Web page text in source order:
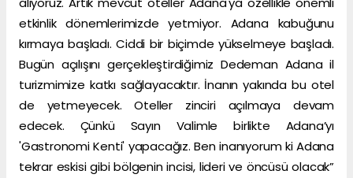
etkinlik dönemlerimizde yetmiyor. Adana kabuğunu
kırmaya başladı. Ciddi bir biçimde yükselmeye başladı.
Bugün açılışını gerçekleştirdiğimiz Dedeman Adana il
turizmimize katkı sağlayacaktır. İnanın yakında bu otel
de yetmeyecek. Oteller zinciri açılmaya devam
edecek. Çünkü Sayın Valimle birlikte Adana’yı
'Gastronomi Kenti' yapacağız. Ben inanıyorum ki Adana
tekrar eskisi gibi bölgenin incisi, lideri ve öncüsü olacak”